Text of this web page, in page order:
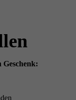
Geschenk: